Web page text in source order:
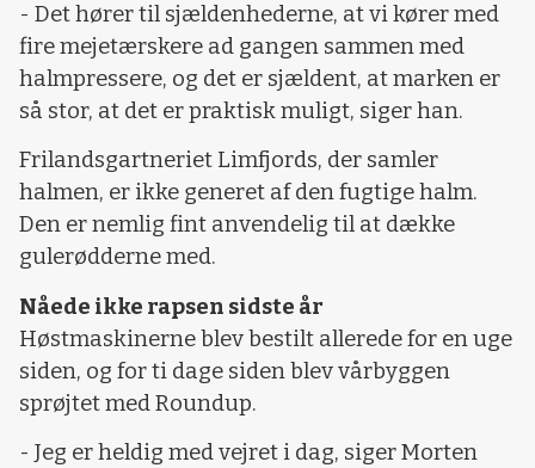
- Det hører til sjældenhederne, at vi kører med
fire mejetærskere ad gangen sammen med
halmpressere, og det er sjældent, at marken er
så stor, at det er praktisk muligt, siger han.
Frilandsgartneriet Limfjords, der samler
halmen, er ikke generet af den fugtige halm.
Den er nemlig fint anvendelig til at dække
gulerødderne med.
Nåede ikke rapsen sidste år
Høstmaskinerne blev bestilt allerede for en uge
siden, og for ti dage siden blev vårbyggen
sprøjtet med Roundup.
- Jeg er heldig med vejret i dag, siger Morten